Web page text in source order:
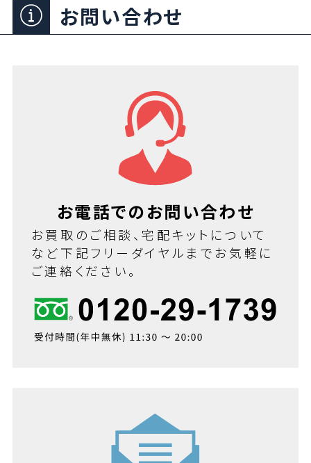
お問い合わせ
お電話でのお問い合わせ
お買取のご相談、宅配キットについて
など下記フリーダイヤルまでお気軽に
ご連絡ください。